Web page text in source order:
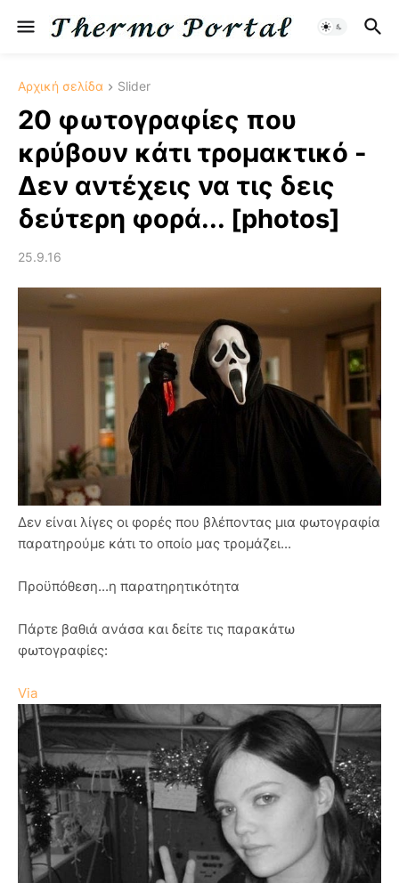
Αρχική σελίδα Slider
20 φωτογραφίες που
κρύβουν κάτι τρομακτικό -
Δεν αντέχεις να τις δεις
δεύτερη φορά... [photos]
25.9.16
Δεν είναι λίγες οι φορές που βλέποντας μια φωτογραφία
παρατηρούμε κάτι το οποίο μας τρομάζει...
Προϋπόθεση...η παρατηρητικότητα
Πάρτε βαθιά ανάσα και δείτε τις παρακάτω
φωτογραφίες:
Via